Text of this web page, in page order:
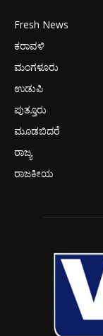
Fresh News
ಕರಾವಳಿ
ಮಂಗಳೂರು
ಉಡುಪಿ
ಪುತ್ತೂರು
ಮೂಡಬಿದರೆ
ರಾಜ್ಯ
ರಾಜಕೀಯ